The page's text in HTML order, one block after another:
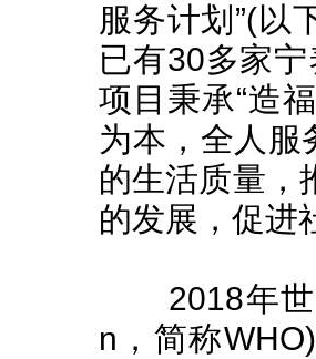
服务计划”(以
已有30多家
项目秉承“造
为本，全人服
的生活质量，
的发展，促进
2018年世
n，简称